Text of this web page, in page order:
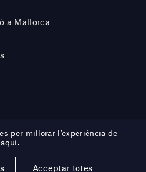
a Mallorca
per millorar l’experiència de
aquí.
Acceptar totes